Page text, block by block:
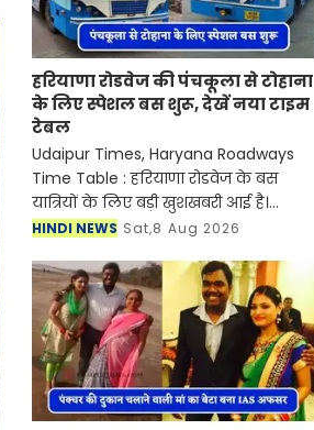
हरियाणा रोडवेज की पंचकूला से टोहाना
के लिए स्पेशल बस शुरू, देखें नया टाइम
टेबल
Udaipur Times, Haryana Roadways
Time Table : हरियाणा रोडवेज के बस
यात्रियों के लिए बड़ी खुशखबरी आई है।
रोडवेज की पंचकूला से टोहाना समेत इन
टाइम टेबल जारी हो गया है।
HINDI NEWS Sat,8 Aug 2026